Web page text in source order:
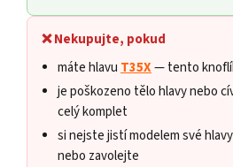
❌ Nekupujte, pokud
máte hlavu T35X— tento
je poškozeno tělo hlavy nebo
celý komplet
si nejste jistí modelem své
nebo zavolejte